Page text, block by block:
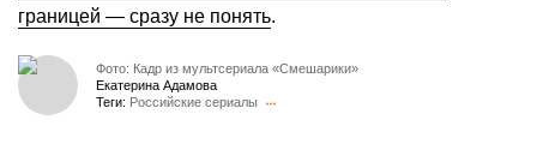
границей — сразу не понять.
Фото: Кадр из мультсериала «Смешарики»
Екатерина Адамова
Теги: Российские сериалы